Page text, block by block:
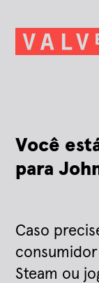
Você
para
Caso
Steam ou